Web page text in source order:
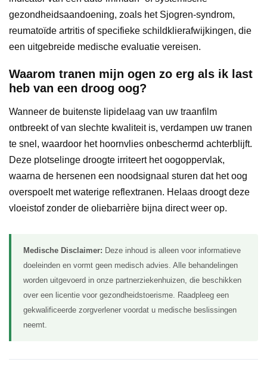
gezondheidsaandoening, zoals het Sjogren-syndrom,
reumatoïde artritis of specifieke schildklierafwijkingen, die
een uitgebreide medische evaluatie vereisen.
Waarom tranen mijn ogen zo erg als ik last
heb van een droog oog?
Wanneer de buitenste lipidelaag van uw traanfilm
ontbreekt of van slechte kwaliteit is, verdampen uw tranen
te snel, waardoor het hoornvlies onbeschermd achterblijft.
Deze plotselinge droogte irriteert het oogoppervlak,
waarna de hersenen een noodsignaal sturen dat het oog
overspoelt met waterige reflextranen. Helaas droogt deze
vloeistof zonder de oliebarrière bijna direct weer op.
Medische Disclaimer: Deze inhoud is alleen voor informatieve
doeleinden en vormt geen medisch advies. Alle behandelingen
worden uitgevoerd in onze partnerziekenhuizen, die beschikken
over een licentie voor gezondheidstoerisme. Raadpleeg een
gekwalificeerde zorgverlener voordat u medische beslissingen
neemt.